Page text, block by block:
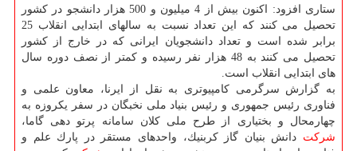
ستاری افزود: اكنون بیش از 4 میلیون و 500 هزار دانشجو در كشور
تحصیل می كنند كه این تعداد نسبت به سالهای ابتدایی انقلاب 25
برابر شده است و تعداد دانشجویان ایرانی كه در خارج از كشور
تحصیل می كنند به 48 هزار نفر رسیده و كمتر از نصف دوره سال
های ابتدایی انقلاب است.
به گزارش سرگرمی كامپیوتری به نقل از ایرنا، معاون علمی و
فناوری رئیس جمهوری و رئیس بنیاد ملی نخبگان در سفر یكروزه به
چهارمحال و بختیاری از طرح ملی كلان سامانه پرتو دهی گاما،
شركت دانش بنیان گاز كربنیك، واحدهای مستقر در پارك علم و